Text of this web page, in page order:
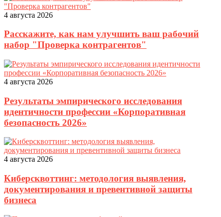
4 августа 2026
Расскажите, как нам улучшить ваш рабочий
набор "Проверка контрагентов"
4 августа 2026
Результаты эмпирического исследования
идентичности профессии «Корпоративная
безопасность 2026»
4 августа 2026
Киберсквоттинг: методология выявления,
документирования и превентивной защиты
бизнеса